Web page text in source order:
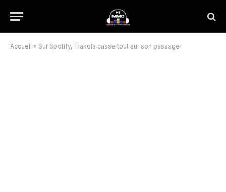
Accueil » Sur Spotify, Tiakola casse tout sur son passage